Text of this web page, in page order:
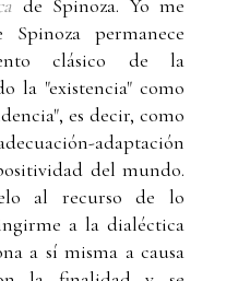
de Spinoza. Yo me
permanece
clásico de la
la "existencia" como
es decir, como
adaptación
del mundo.
al recurso de lo
a la dialéctica
a sí misma a causa